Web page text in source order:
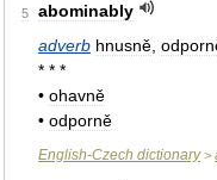
5
abominably
adverb hnusně
* * *
• ohavně
• odporně
English-Czech dictionary>